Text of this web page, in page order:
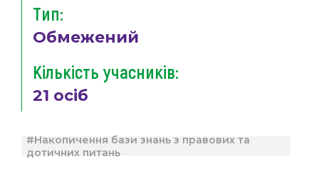
Тип:
Обмежений
Кількість учасників:
21 осіб
#Накопичення бази знань з правових та
дотичних питань